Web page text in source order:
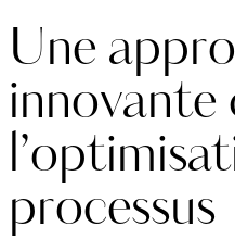
Une
innovante
processus